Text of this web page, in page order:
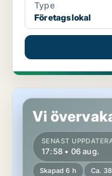
Type
Företagslokal
Lokaler i Linz,
Vi
SENAST
17:58 • 06 aug.
Skapad 6 h Ca.